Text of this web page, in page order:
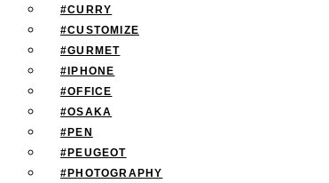
#CURRY
#CUSTOMIZE
#GURMET
#IPHONE
#OFFICE
#OSAKA
#PEN
#PEUGEOT
#PHOTOGRAPHY